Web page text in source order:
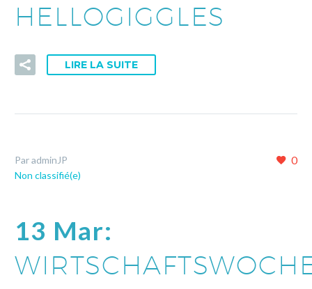
HELLOGIGGLES
LIRE LA SUITE
0
Par adminJP
Non classifié(e)
13 Mar: